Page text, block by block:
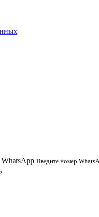
Введите номер